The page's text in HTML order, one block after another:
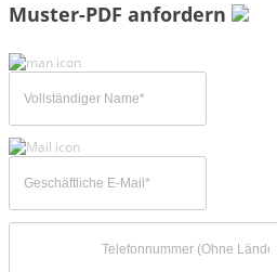
Muster-PDF anfordern